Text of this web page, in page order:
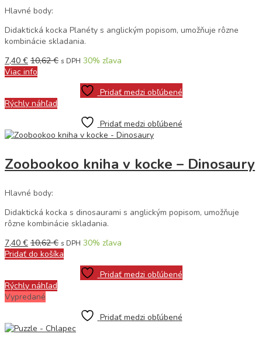
Hlavné body:
Didaktická kocka Planéty s anglickým popisom, umožňuje rôzne
kombinácie skladania.
7,40 € 10,62€ s DPH 30% zľava
Viac info
Pridať medzi obľúbené
Rýchly náhľad
Pridať medzi obľúbené
Zoobookoo kniha v kocke – Dinosaury
Hlavné body:
Didaktická kocka s dinosaurami s anglickým popisom, umožňuje
rôzne kombinácie skladania.
7,40 € 10,62€ s DPH 30% zľava
Pridať do košíka
Pridať medzi obľúbené
Rýchly náhľad
Vypredané
Pridať medzi obľúbené